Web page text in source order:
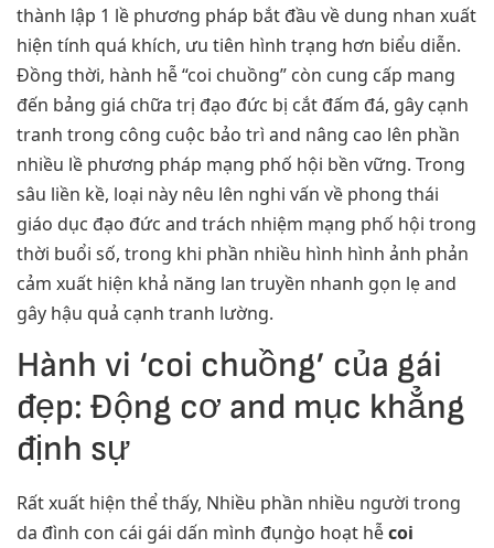
thành lập 1 lề phương pháp bắt đầu về dung nhan xuất
hiện tính quá khích, ưu tiên hình trạng hơn biểu diễn.
Đồng thời, hành hễ “coi chuồng” còn cung cấp mang
đến bảng giá chữa trị đạo đức bị cắt đấm đá, gây cạnh
tranh trong công cuộc bảo trì and nâng cao lên phần
nhiều lề phương pháp mạng phố hội bền vững. Trong
sâu liền kề, loại này nêu lên nghi vấn về phong thái
giáo dục đạo đức and trách nhiệm mạng phố hội trong
thời buổi số, trong khi phần nhiều hình hình ảnh phản
cảm xuất hiện khả năng lan truyền nhanh gọn lẹ and
gây hậu quả cạnh tranh lường.
Hành vi ‘coi chuồng’ của gái
đẹp: Động cơ and mục khẳng
định sự
Rất xuất hiện thể thấy, Nhiều phần nhiều người trong
da đình con cái gái dấn mình đụng̀o hoạt hễcoi